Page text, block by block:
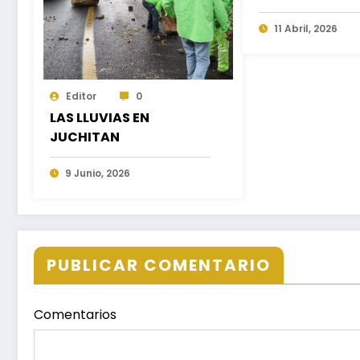
Editor 0
LAS LLUVIAS EN
JUCHITAN
9 Junio, 2026
11 Abril, 2026
PUBLICAR COMENTARIO
Comentarios